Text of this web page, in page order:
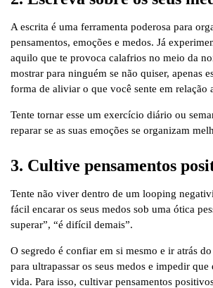
A escrita é uma ferramenta poderosa para
pensamentos, emoções e medos. Já
aquilo que te provoca calafrios no meio da
mostrar para ninguém se não quiser, apenas
forma de aliviar o que você sente em relação
Tente tornar esse um exercício diário ou
reparar se as suas emoções se organizam
3. Cultive pensamentos
Tente não viver dentro de um looping
fácil encarar os seus medos sob uma ótica
superar”, “é difícil demais”.
O segredo é confiar em si mesmo e ir atrás
para ultrapassar os seus medos e impedir que
vida. Para isso, cultivar pensamentos